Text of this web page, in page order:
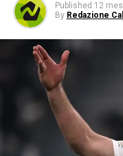
Published 12
By Redazione